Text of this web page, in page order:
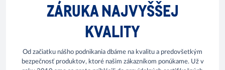
ZÁRUKA NAJVYŠŠEJ
KVALITY
Od začiatku nášho podnikania dbáme na kvalitu a predovšetkým
bezpečnosť produktov, ktoré našim zákazníkom ponúkame. Už v